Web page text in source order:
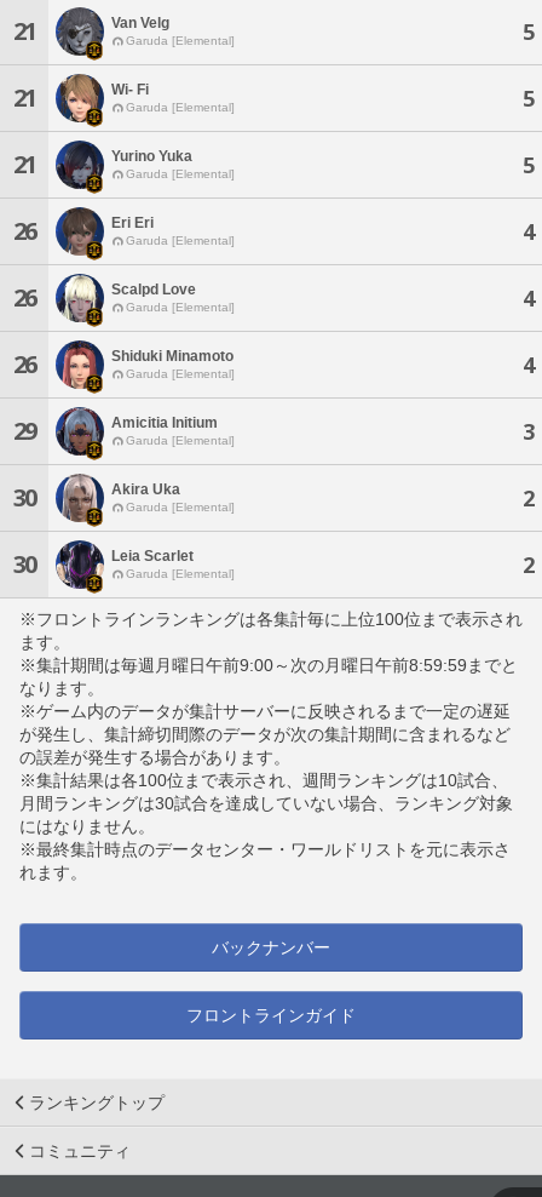
21 Van Velg
Garuda [Elemental] 5
21 Wi- Fi
Garuda [Elemental] 5
21 Yurino Yuka
Garuda [Elemental] 5
26 Eri Eri
Garuda [Elemental] 4
26 Scalpd Love
Garuda [Elemental] 4
26 Shiduki Minamoto
Garuda [Elemental] 4
29 Amicitia Initium
Garuda [Elemental] 3
30 Akira Uka
Garuda [Elemental] 2
30 Leia Scarlet
Garuda [Elemental] 2
※フロントラインランキングは各集計毎に上位100位まで表示され
ます。
※集計期間は毎週月曜日午前9:00～次の月曜日午前8:59:59までと
なります。
※ゲーム内のデータが集計サーバーに反映されるまで一定の遅延
が発生し、集計締切間際のデータが次の集計期間に含まれるなど
の誤差が発生する場合があります。
※集計結果は各100位まで表示され、週間ランキングは10試合、
月間ランキングは30試合を達成していない場合、ランキング対象
にはなりません。
※最終集計時点のデータセンター・ワールドリストを元に表示さ
れます。
バックナンバー
フロントラインガイド
ランキングトップ
コミュニティ